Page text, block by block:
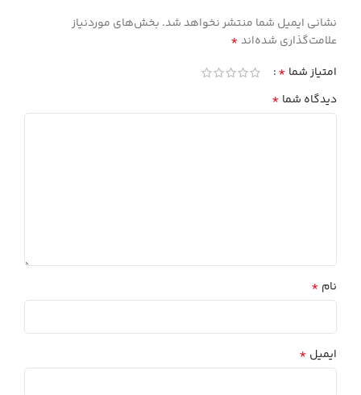
نشانی ایمیل شما منتشر نخواهد شد. بخش‌های موردنیاز
علامت‌گذاری شده‌اند*
امتیاز شما *
دیدگاه شما *
نام *
ایمیل *